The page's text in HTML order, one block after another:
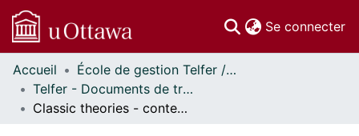
Se connecter
Communautés
et collections
Parcourir
Accueil
École de gestion Telfer // Telfer School of Management
Telfer - Documents de travail // Telfer - Working Papers
Classic theories - contemporary applications: a comparative study of the implementation of innovation in Canadian and Chinese public sector environments